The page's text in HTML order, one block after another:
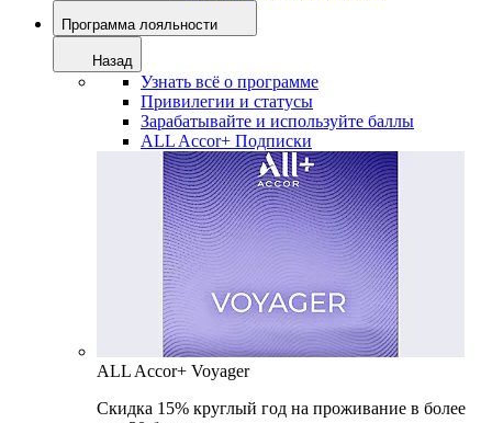
Программа лояльности
Назад
Узнать всё о программе
Привилегии и статусы
Зарабатывайте и используйте баллы
ALL Accor+ Подписки
ALL Accor+ Voyager
Скидка 15% круглый год на проживание в более